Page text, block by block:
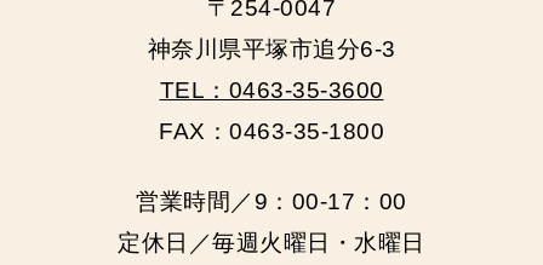
〒254-0047
神奈川県平塚市追分6-3
TEL：0463-35-3600
FAX：0463-35-1800
営業時間／9：00‐17：00
定休日／毎週火曜日・水曜日